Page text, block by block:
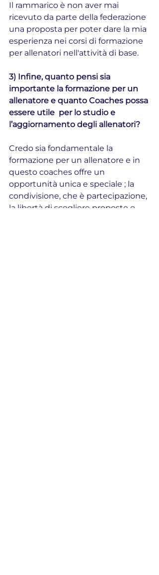
Il rammarico è non aver mai
ricevuto da parte della federazione
una proposta per poter dare la mia
esperienza nei corsi di formazione
per allenatori nell'attività di base.
3) Infine, quanto pensi sia
importante la formazione per un
allenatore e quanto Coaches possa
essere utile  per lo studio e
l’aggiornamento degli allenatori?
Credo sia fondamentale la
formazione per un allenatore e in
questo coaches offre un
opportunità unica e speciale ; la
condivisione, che è partecipazione,
la libertà di scegliere proposte e